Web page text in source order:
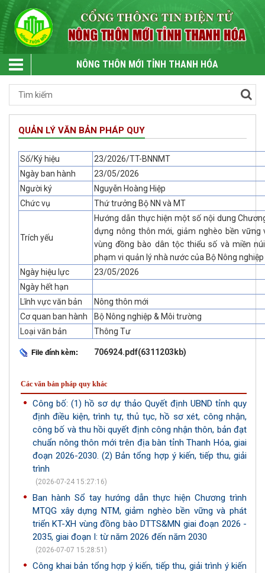
NÔNG THÔN MỚI TỈNH THANH HÓA
QUẢN LÝ VĂN BẢN PHÁP QUY
Số/Ký hiệu
23/2026/TT-BNNMT
Ngày ban hành
23/05/2026
Người ký
Nguyễn Hoàng Hiệp
Chức vụ
Thứ trưởng Bộ NN và MT
Trích yếu
Hướng dẫn thực hiện một số nội dung
dựng nông thôn mới, giảm nghèo bền
vùng đồng bào dân tộc thiểu số và miền
phạm vi quản lý nhà nước của Bộ Nông
Ngày hiệu lực
23/05/2026
Ngày hết hạn
Lĩnh vực văn bản
Nông thôn mới
Cơ quan ban hành
Bộ Nông nghiệp & Môi trường
Loại văn bản
Thông Tư
File đính kèm: 706924.pdf(6311203kb)
Các văn bản pháp quy khác
Công bố: (1) hồ sơ dự thảo Quyết định UBND tỉnh quy
định điều kiện, trình tự, thủ tục, hồ sơ xét, công nhận,
công bố và thu hồi quyết định công nhận thôn, bản đạt
chuẩn nông thôn mới trên địa bàn tỉnh Thanh Hóa, giai
đoạn 2026-2030. (2) Bản tổng hợp ý kiến, tiếp thu, giải
trình
(2026-07-24 15:27:16)
Ban hành Sổ tay hướng dẫn thực hiện Chương trình
MTQG xây dựng NTM, giảm nghèo bền vững và phát
triển KT-XH vùng đồng bào DTTS&MN giai đoạn 2026 -
2035, giai đoạn I: từ năm 2026 đến năm 2030
(2026-07-07 15:28:51)
Công khai bản tổng hợp ý kiến, tiếp thu, giải trình ý kiến